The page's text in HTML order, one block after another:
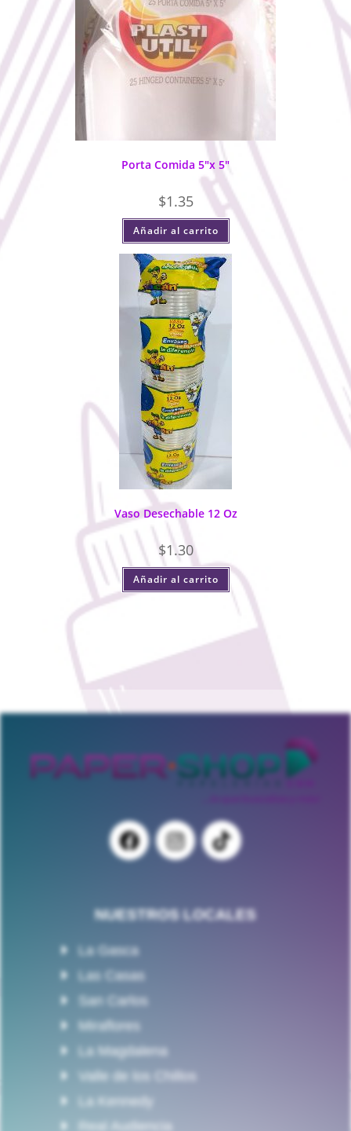
Porta Comida 5″x 5″
$1.35
Añadir al carrito
Vaso Desechable 12 Oz
$1.30
Añadir al carrito
NUESTROS LOCALES
La Gasca
Las Casas
San Carlos
Miraflores
La Magdalena
Valle de los Chillos
La Kennedy
Real Audiencia